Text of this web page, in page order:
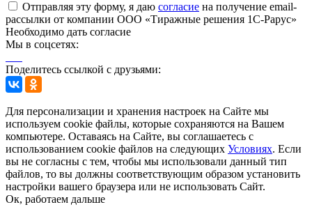
Отправляя эту форму, я даю согласие на получение email-
рассылки от компании ООО «Тиражные решения 1С-Рарус»
Необходимо дать согласие
Мы в соцсетях:
Поделитесь ссылкой с друзьями:
Для персонализации и хранения настроек на Сайте мы
используем cookie файлы, которые сохраняются на Вашем
компьютере. Оставаясь на Сайте, вы соглашаетесь с
использованием cookie файлов на следующих Условиях. Если
вы не согласны с тем, чтобы мы использовали данный тип
файлов, то вы должны соответствующим образом установить
настройки вашего браузера или не использовать Сайт.
Ок, работаем дальше